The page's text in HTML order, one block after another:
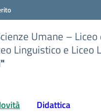
Umane –
Linguistico e
Didattica